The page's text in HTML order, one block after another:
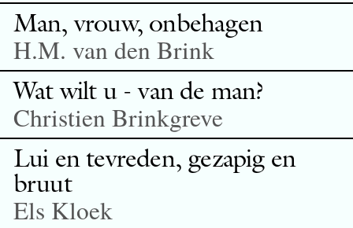
Man, vrouw, onbehagen
H.M. van den Brink
Wat wilt u - van de man?
Christien Brinkgreve
Lui en tevreden, gezapig en
bruut
Els Kloek